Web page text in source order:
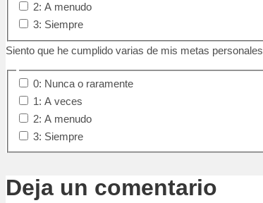
2: A menudo
3: Siempre
Siento que he cumplido varias de mis metas personales
0: Nunca o raramente
1: A veces
2: A menudo
3: Siempre
Deja un comentario